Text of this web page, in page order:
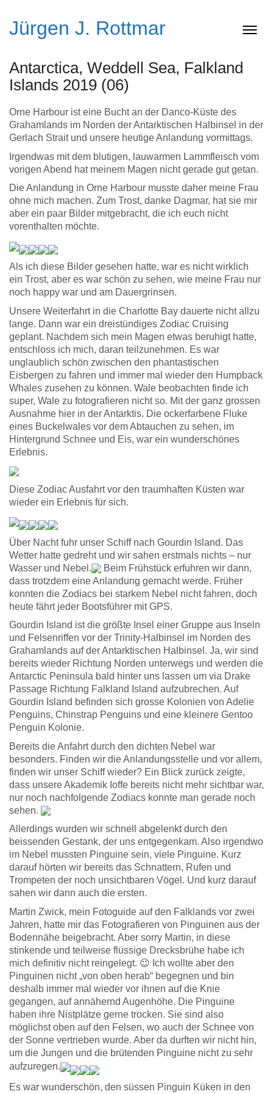
Jürgen J. Rottmar
Antarctica, Weddell Sea, Falkland
Islands 2019 (06)
Orne Harbour ist eine Bucht an der Danco-Küste des
Grahamlands im Norden der Antarktischen Halbinsel in der
Gerlach Strait und unsere heutige Anlandung vormittags.
Irgendwas mit dem blutigen, lauwarmen Lammfleisch vom
vorigen Abend hat meinem Magen nicht gerade gut getan.
Die Anlandung in Orne Harbour musste daher meine Frau
ohne mich machen. Zum Trost, danke Dagmar, hat sie mir
aber ein paar Bilder mitgebracht, die ich euch nicht
vorenthalten möchte.
Als ich diese Bilder gesehen hatte, war es nicht wirklich
ein Trost, aber es war schön zu sehen, wie meine Frau nur
noch happy war und am Dauergrinsen.
Unsere Weiterfahrt in die Charlotte Bay dauerte nicht allzu
lange. Dann war ein dreistündiges Zodiac Cruising
geplant. Nachdem sich mein Magen etwas beruhigt hatte,
entschloss ich mich, daran teilzunehmen. Es war
unglaublich schön zwischen den phantastischen
Eisbergen zu fahren und immer mal wieder den Humpback
Whales zusehen zu können. Wale beobachten finde ich
super, Wale zu fotografieren nicht so. Mit der ganz grossen
Ausnahme hier in der Antarktis. Die ockerfarbene Fluke
eines Buckelwales vor dem Abtauchen zu sehen, im
Hintergrund Schnee und Eis, war ein wunderschönes
Erlebnis.
Diese Zodiac Ausfahrt vor den traumhaften Küsten war
wieder ein Erlebnis für sich.
Über Nacht fuhr unser Schiff nach Gourdin Island. Das
Wetter hatte gedreht und wir sahen erstmals nichts – nur
Wasser und Nebel.
Beim Frühstück erfuhren wir dann,
dass trotzdem eine Anlandung gemacht werde. Früher
konnten die Zodiacs bei starkem Nebel nicht fahren, doch
heute fährt jeder Bootsführer mit GPS.
Gourdin Island ist die größte Insel einer Gruppe aus Inseln
und Felsenriffen vor der Trinity-Halbinsel im Norden des
Grahamlands auf der Antarktischen Halbinsel. Ja, wir sind
bereits wieder Richtung Norden unterwegs und werden die
Antarctic Peninsula bald hinter uns lassen um via Drake
Passage Richtung Falkland Island aufzubrechen. Auf
Gourdin Island befinden sich grosse Kolonien von Adelie
Penguins, Chinstrap Penguins und eine kleinere Gentoo
Penguin Kolonie.
Bereits die Anfahrt durch den dichten Nebel war
besonders. Finden wir die Anlandungsstelle und vor allem,
finden wir unser Schiff wieder? Ein Blick zurück zeigte,
dass unsere Akademik Ioffe bereits nicht mehr sichtbar war,
nur noch nachfolgende Zodiacs konnte man gerade noch
sehen.
Allerdings wurden wir schnell abgelenkt durch den
beissenden Gestank, der uns entgegenkam. Also irgendwo
im Nebel mussten Pinguine sein, viele Pinguine. Kurz
darauf hörten wir bereits das Schnattern, Rufen und
Trompeten der noch unsichtbaren Vögel. Und kurz darauf
sahen wir dann auch die ersten.
Martin Zwick, mein Fotoguide auf den Falklands vor zwei
Jahren, hatte mir das Fotografieren von Pinguinen aus der
Bodennähe beigebracht. Aber sorry Martin, in diese
stinkende und teilweise flüssige Drecksbrühe habe ich
mich definitiv nicht reingelegt. 😉 Ich wollte aber den
Pinguinen nicht „von oben herab“ begegnen und bin
deshalb immer mal wieder vor ihnen auf die Knie
gegangen, auf annähernd Augenhöhe. Die Pinguine
haben ihre Nistplätze gerne trocken. Sie sind also
möglichst oben auf den Felsen, wo auch der Schnee von
der Sonne vertrieben wurde. Aber da durften wir nicht hin,
um die Jungen und die brütenden Pinguine nicht zu sehr
aufzuregen.
Es war wunderschön, den süssen Pinguin Küken in den